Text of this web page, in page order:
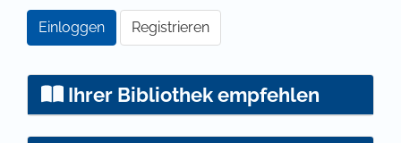
Einloggen Registrieren
Ihrer Bibliothek empfehlen